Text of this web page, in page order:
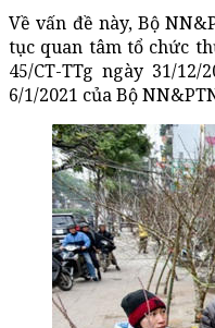
Về vấn đề này, Bộ
tục quan tâm tổ chức
45/CT-TTg ngày 31/
6/1/2021 của Bộ